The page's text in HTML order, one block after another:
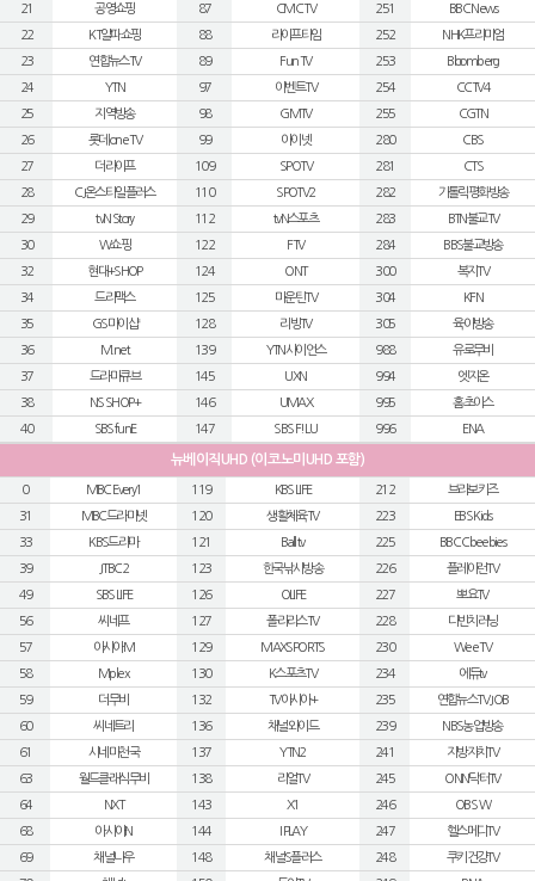
21
공영쇼핑
22
KT알파쇼핑
23
연합뉴스TV
24
YTN
25
지역방송
26
롯데 one TV
27
더라이프
28
CJ온스타일플러스
29
tvN Story
30
W쇼핑
32
현대+SHOP
34
드라맥스
35
GS마이샵
36
M.net
37
드라마큐브
38
NS SHOP+
40
SBS funE
87
CMC TV
88
라이프타임
89
Fun TV
97
이벤트TV
98
GMTV
99
아이넷
109
SPOTV
110
SPOTV2
112
tvN스포츠
122
FTV
124
ONT
125
마운틴TV
128
리빙TV
139
YTN사이언스
145
UXN
146
UMAX
147
SBS F!L U
251
BBC News
252
NHK프리미엄
253
Bloomberg
254
CCTV4
255
CGTN
280
CBS
281
CTS
282
가톨릭평화방송
283
BTN불교TV
284
BBS불교방송
300
복지TV
304
KFN
305
육아방송
988
유로무비
994
엣지온
995
홈초이스
996
ENA
뉴베이직UHD (이코노미UHD 포함)
0
MBC Every1
31
MBC드라마넷
33
KBS드라마
39
JTBC2
49
SBS LIFE
56
씨네프
57
아시아M
58
Mplex
59
더무비
60
씨네트리
61
시네마천국
63
월드클래식무비
64
NXT
68
아시아N
69
채널나우
119
KBS LIFE
120
생활체육TV
121
Ball tv
123
한국낚시방송
126
OLIFE
127
폴라리스TV
129
MAXSPORTS
130
K스포츠TV
132
TV아시아+
136
채널와이드
137
YTN2
138
리얼TV
143
X1
144
I PLAY
148
채널S플러스
212
브라보키즈
223
EBS Kids
225
BBC Cbeebies
226
플레이런TV
227
뽀요TV
228
다빈치러닝
230
Wee TV
234
에듀tv
235
연합뉴스TV JOB
239
NBS농업방송
241
지방자치TV
245
ONN닥터TV
246
OBS W
247
헬스메디TV
248
쿠키건강TV